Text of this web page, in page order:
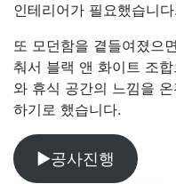
인테리어가 필요했습니다.
또 모던함을 곁들여졌으
춰서 블랙 앤 화이트 조
와 휴식 공간의 느낌을
하기로 했습니다.
▶공사진행